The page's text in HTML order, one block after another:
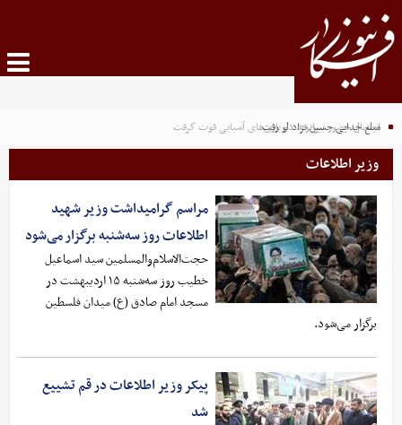
احتمال حضور بیرانوند در بازی‌های آسیایی قوت گرفت
مبلغ جدایی حسین نژاد لو رفت
وزیر اطلاعات
مراسم گرامیداشت وزیر شهید
اطلاعات روز سه‌شنبه برگزار می‌شود
حجت‌الاسلام‌والمسلمین سید اسماعیل
خطیب روز سه‌شنبه ۱۵ اردیبهشت در
مسجد امام صادق (ع) میدان فلسطین
برگزار می‌شود.
پیکر وزیر اطلاعات در قم تشییع
شد